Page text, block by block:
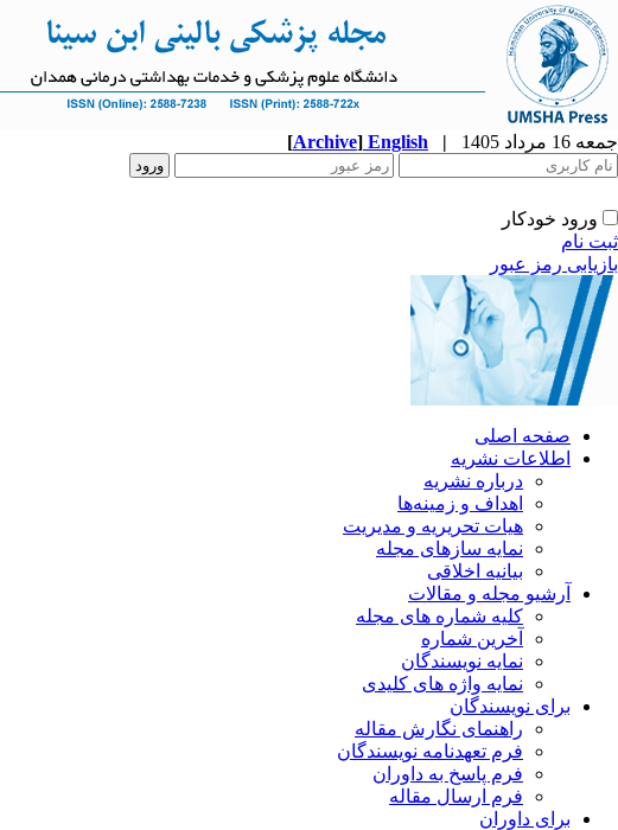
جمعه 16 مرداد 1405 |
English
[Archive]
ورود خودکار
ثبت نام
بازیابی رمز عبور
صفحه اصلی
اطلاعات نشریه
درباره نشریه
اهداف و زمینه‌ها
هیات تحریریه و مدیریت
نمایه سازهای مجله
بیانیه اخلاقی
آرشیو مجله و مقالات
کلیه شماره های مجله
آخرین شماره
نمایه نویسندگان
نمایه واژه های کلیدی
برای نویسندگان
راهنمای نگارش مقاله
فرم تعهدنامه نویسندگان
فرم پاسخ به داوران
فرم ارسال مقاله
برای داوران